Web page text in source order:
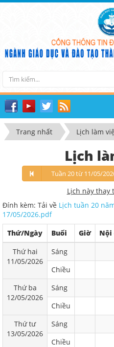
Trang nhất Lịch làm
Lịch
Tuần 20 từ 11/05/
Lịch này thay
Đính kèm: Tải về Lịch tuần 20
17/05/2026.pdf
Thứ/Ngày
Buổi Giờ Nội
Thứ hai
11/05/2026
Sáng
Chiều
Thứ ba
12/05/2026
Sáng
Chiều
Thứ tư
13/05/2026
Sáng
Chiều